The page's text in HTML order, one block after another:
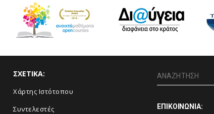
ΣΧΕΤΙΚΑ:
Xάρτης Ιστότοπου
Συντελεστές
ΕΠΙΚΟΙΝΩΝΙΑ: